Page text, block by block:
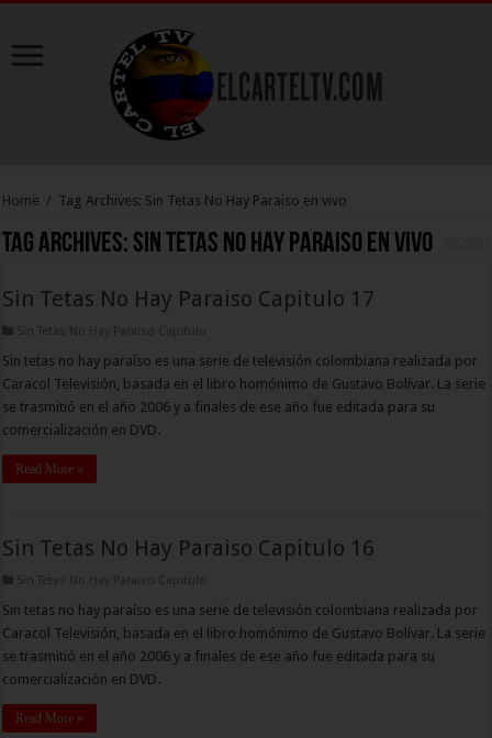
Home / Tag Archives: Sin Tetas No Hay Paraiso en vivo
Tag Archives: Sin Tetas No Hay Paraiso en vivo
Sin Tetas No Hay Paraiso Capitulo 17
Sin Tetas No Hay Paraiso Capitulo
Sin tetas no hay paraíso es una serie de televisión colombiana realizada por
Caracol Televisión, basada en el libro homónimo de Gustavo Bolívar. La serie
se trasmitió en el año 2006 y a finales de ese año fue editada para su
comercialización en DVD.
Read More »
Sin Tetas No Hay Paraiso Capitulo 16
Sin Tetas No Hay Paraiso Capitulo
Sin tetas no hay paraíso es una serie de televisión colombiana realizada por
Caracol Televisión, basada en el libro homónimo de Gustavo Bolívar. La serie
se trasmitió en el año 2006 y a finales de ese año fue editada para su
comercialización en DVD.
Read More »